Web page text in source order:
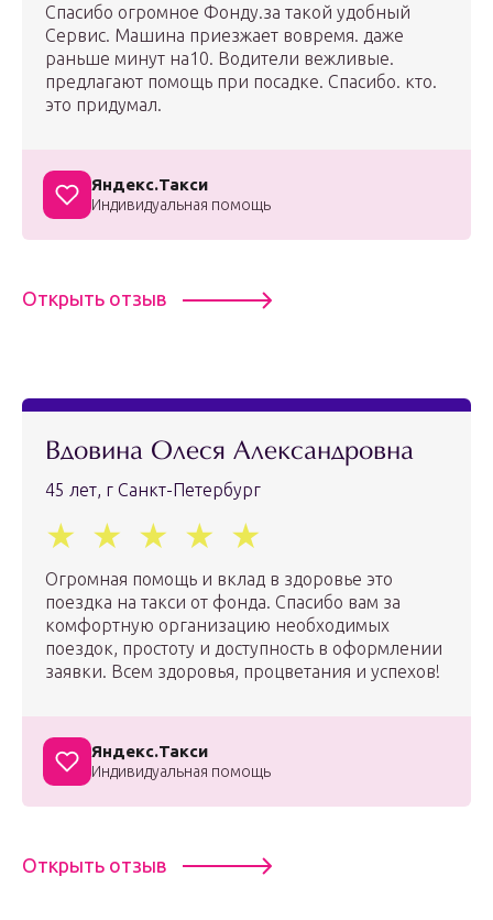
Спасибо огромное Фонду.за такой удобный
Сервис. Машина приезжает вовремя. даже
раньше минут на10. Водители вежливые.
предлагают помощь при посадке. Спасибо. кто.
это придумал.
Яндекс.Такси
Индивидуальная помощь
Открыть отзыв
Вдовина Олеся Александровна
45 лет, г Санкт-Петербург
Огромная помощь и вклад в здоровье это
поездка на такси от фонда. Спасибо вам за
комфортную организацию необходимых
поездок, простоту и доступность в оформлении
заявки. Всем здоровья, процветания и успехов!
Яндекс.Такси
Индивидуальная помощь
Открыть отзыв